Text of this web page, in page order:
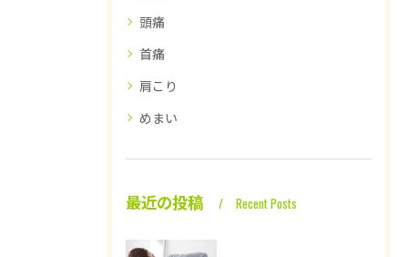
頭痛
首痛
肩こり
めまい
最近の投稿 Recent Posts